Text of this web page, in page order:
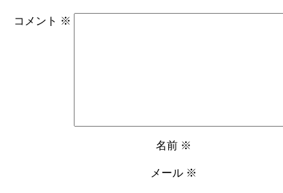
コメント ※
名前 ※
メール ※